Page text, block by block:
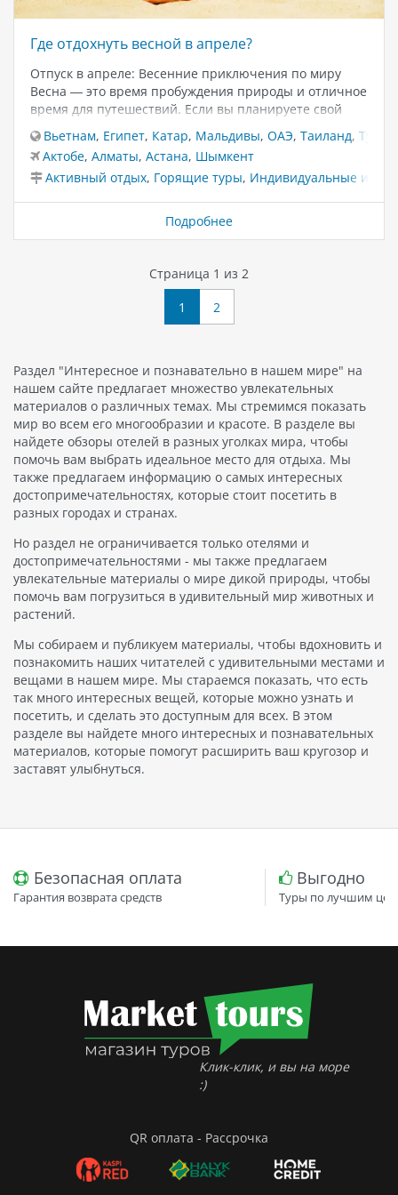
Где отдохнуть весной в апреле?
Отпуск в апреле: Весенние приключения по миру
Весна — это время пробуждения природы и отличное
время для путешествий. Если вы планируете свой
потрясающих мест, куда можно отправиться на
отдых. Давайте рассмотрим несколько вариантов в
разных уголках мира. Турция Турция — это страна,
весеннее время. Стамбул, известный своими
историческими достопримечательностями,
посещение величественных мечетей. А если вы
предпочитаете пляжный отдых, то курорты на
побережье Эгейского и Средиземного морей, такие
как Анталья и Бодрум, радуют теплой погодой и
Вьетнам, Египет, Катар, Мальдивы, ОАЭ, Таиланд,
Актобе, Алматы, Астана, Шымкент
Активный отдых, Горящие туры, Индивидуальные и VIP
Подробнее
Страница 1 из 2
1
2
Раздел "Интересное и познавательно в нашем мире" на
нашем сайте предлагает множество увлекательных
материалов о различных темах. Мы стремимся показать
мир во всем его многообразии и красоте. В разделе вы
найдете обзоры отелей в разных уголках мира, чтобы
помочь вам выбрать идеальное место для отдыха. Мы
также предлагаем информацию о самых интересных
достопримечательностях, которые стоит посетить в
разных городах и странах.
Но раздел не ограничивается только отелями и
достопримечательностями - мы также предлагаем
увлекательные материалы о мире дикой природы, чтобы
помочь вам погрузиться в удивительный мир животных и
растений.
Мы собираем и публикуем материалы, чтобы вдохновить и
познакомить наших читателей с удивительными местами и
вещами в нашем мире. Мы стараемся показать, что есть
так много интересных вещей, которые можно узнать и
посетить, и сделать это доступным для всех. В этом
разделе вы найдете много интересных и познавательных
материалов, которые помогут расширить ваш кругозор и
заставят улыбнуться.
Безопасная оплата
Гарантия возврата средств
Выгодно
Туры по лучшим
Клик-клик, и вы на море
:)
QR оплата - Рассрочка